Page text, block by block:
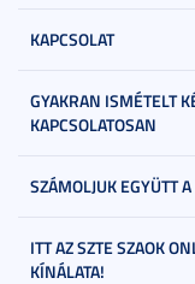
KAPCSOLAT
GYAKRAN ISMÉTELT
KAPCSOLATOSAN
SZÁMOLJUK EGYÜTT
ITT AZ SZTE SZAOK
KÍNÁLATA!